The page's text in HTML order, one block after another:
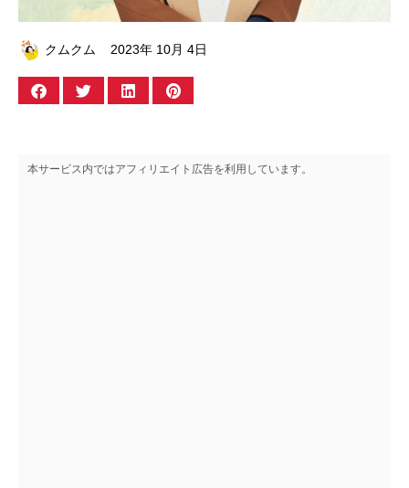
クムクム 2023年 10月 4日
本サービス内ではアフィリエイト広告を利用しています。